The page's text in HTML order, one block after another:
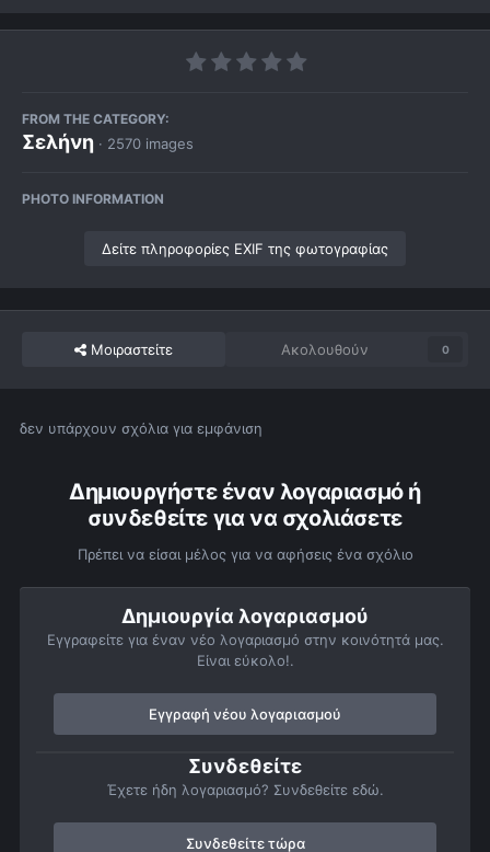
FROM THE CATEGORY:
Σελήνη · 2570 images
PHOTO INFORMATION
Δείτε πληροφορίες EXIF της φωτογραφίας
Μοιραστείτε Ακολουθούν 0
δεν υπάρχουν σχόλια για εμφάνιση
Δημιουργήστε έναν λογαριασμό ή
συνδεθείτε για να σχολιάσετε
Πρέπει να είσαι μέλος για να αφήσεις ένα σχόλιο
Δημιουργία λογαριασμού
Εγγραφείτε για έναν νέο λογαριασμό στην κοινότητά μας.
Είναι εύκολο!.
Εγγραφή νέου λογαριασμού
Συνδεθείτε
Έχετε ήδη λογαριασμό? Συνδεθείτε εδώ.
Συνδεθείτε τώρα